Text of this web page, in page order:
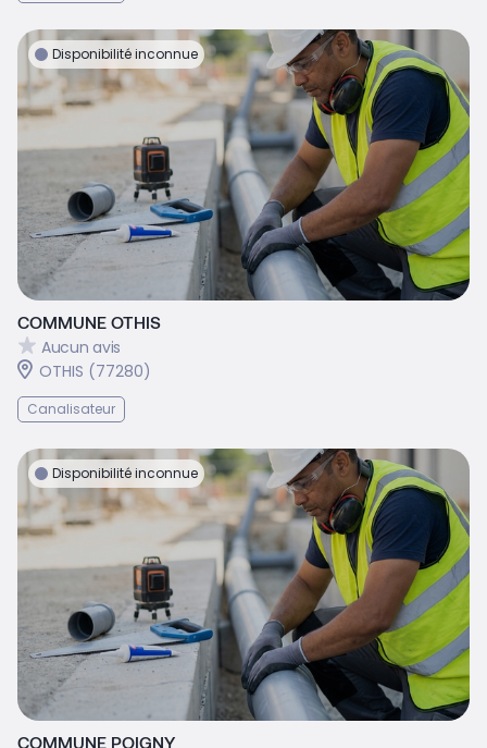
Disponibilité inconnue
COMMUNE OTHIS
Aucun avis
OTHIS (77280)
Canalisateur
Disponibilité inconnue
COMMUNE POIGNY